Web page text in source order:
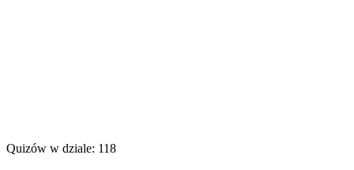
Quizów w dziale: 118